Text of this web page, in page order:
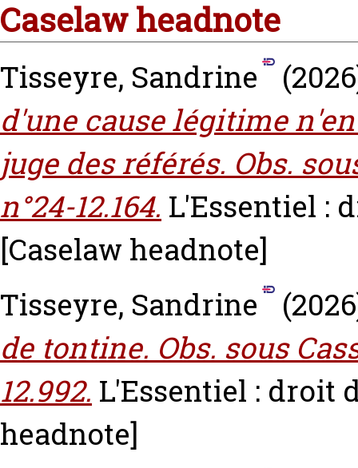
Caselaw headnote
Tisseyre, Sandrine
d'une cause légitime
juge des référés. Obs.
n°24-12.164. L'Essentiel :
[Caselaw headnote]
Tisseyre, Sandrine
de tontine. Obs. sous
12.992. L'Essentiel : droit
headnote]